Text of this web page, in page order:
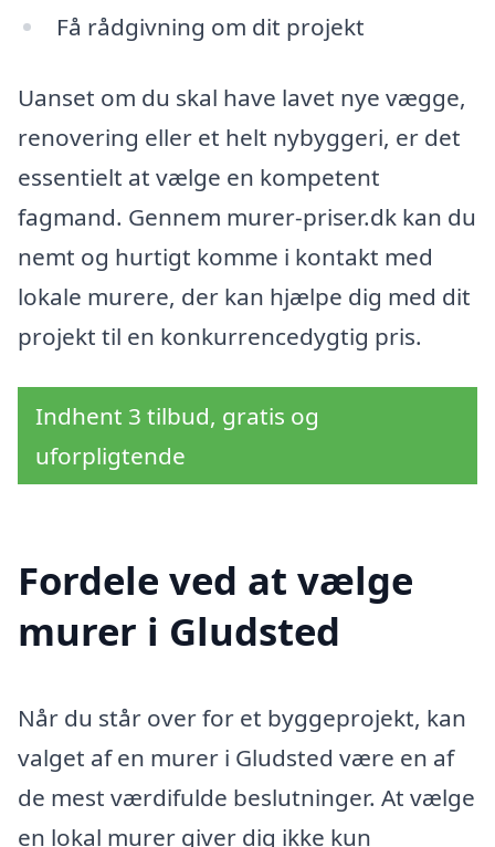
Få rådgivning om dit projekt
Uanset om du skal have lavet nye vægge,
renovering eller et helt nybyggeri, er det
essentielt at vælge en kompetent
fagmand. Gennem murer-priser.dk kan du
nemt og hurtigt komme i kontakt med
lokale murere, der kan hjælpe dig med dit
projekt til en konkurrencedygtig pris.
Indhent 3 tilbud, gratis og
uforpligtende
Fordele ved at vælge
murer i Gludsted
Når du står over for et byggeprojekt, kan
valget af en murer i Gludsted være en af
de mest værdifulde beslutninger. At vælge
en lokal murer giver dig ikke kun